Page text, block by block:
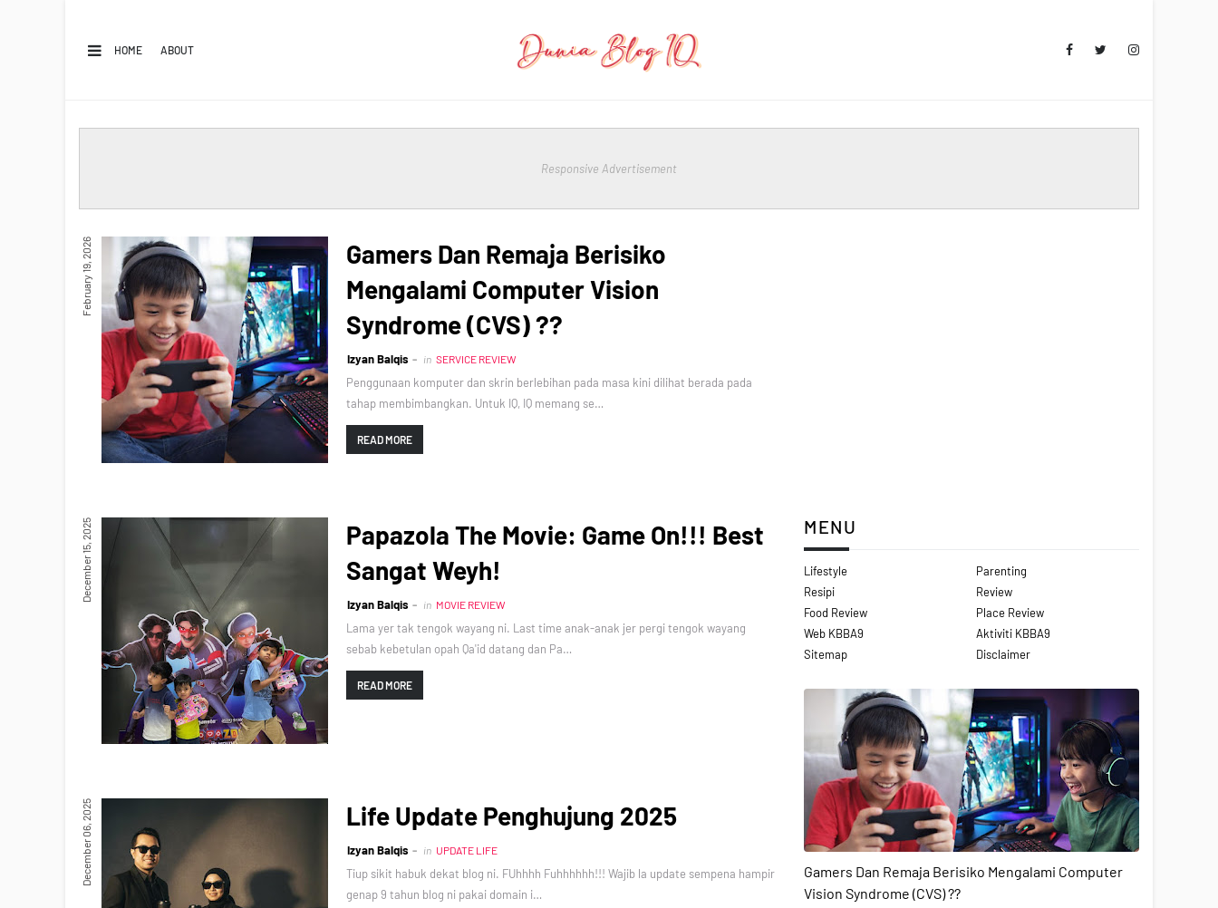
HOME ABOUT
Responsive Advertisement
February 19, 2026
Gamers Dan Remaja Berisiko
Mengalami Computer Vision
Syndrome (CVS) ??
Izyan Balqis in SERVICE REVIEW
Penggunaan komputer dan skrin berlebihan pada masa kini dilihat berada pada
tahap membimbangkan. Untuk IQ, IQ memang se…
READ MORE
December 15, 2025
Papazola The Movie: Game On!!! Best
Sangat Weyh!
Izyan Balqis in MOVIE REVIEW
Lama yer tak tengok wayang ni. Last time anak-anak jer pergi tengok wayang
sebab kebetulan opah Qa'id datang dan Pa…
READ MORE
December 06, 2025 Life Update Penghujung 2025
Izyan Balqis in UPDATE LIFE
Tiup sikit habuk dekat blog ni. FUhhhh Fuhhhhhh!!! Wajib la update sempena hampir
genap 9 tahun blog ni pakai domain i…
MENU
Lifestyle
Parenting
Resipi
Review
Food Review
Place Review
Web KBBA9
Aktiviti KBBA9
Sitemap
Disclaimer
Gamers Dan Remaja Berisiko Mengalami Computer
Vision Syndrome (CVS) ??